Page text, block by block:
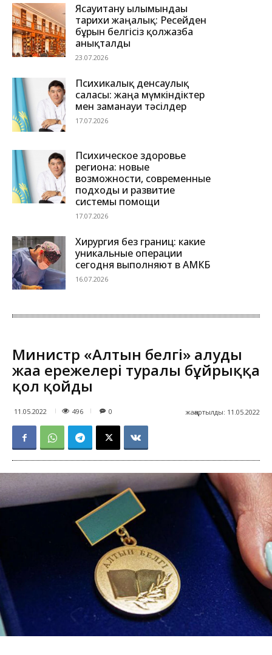
Ясауитану ғылымындағы
тарихи жаңалық: Ресейден
бұрын белгісіз қолжазба
анықталды
23.07.2026
Психикалық денсаулық
саласы: жаңа мүмкіндіктер
мен заманауи тәсілдер
17.07.2026
Психическое здоровье
региона: новые
возможности, современные
подходы и развитие
системы помощи
17.07.2026
Хирургия без границ: какие
уникальные операции
сегодня выполняют в АМКБ
16.07.2026